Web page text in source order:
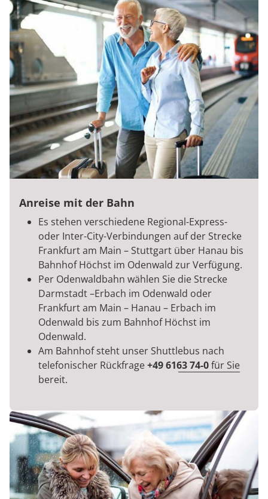
Anreise mit der Bahn
Es stehen verschiedene Regional-Express-
oder Inter-City-Verbindungen auf der Strecke
Frankfurt am Main – Stuttgart über Hanau bis
Bahnhof Höchst im Odenwald zur Verfügung.
Per Odenwaldbahn wählen Sie die Strecke
Darmstadt –Erbach im Odenwald oder
Frankfurt am Main – Hanau – Erbach im
Odenwald bis zum Bahnhof Höchst im
Odenwald.
Am Bahnhof steht unser Shuttlebus nach
telefonischer Rückfrage+49 6163 74-0für Sie
bereit.